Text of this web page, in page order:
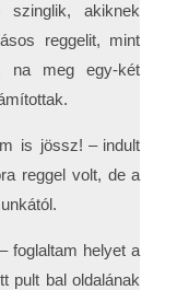
szinglik, akiknek
reggelit, mint
na meg egy-két
is jössz! – indult
reggel volt, de a
foglaltam helyet a
pult bal oldalának